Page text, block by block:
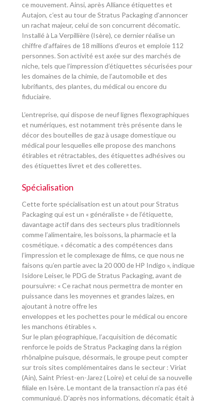
ce mouvement. Ainsi, après Alliance étiquettes et
Autajon, c’est au tour de Stratus Packaging d’annoncer
un rachat majeur, celui de son concurrent décomatic.
Installé à La Verpillière (Isère), ce dernier réalise un
chiffre d’affaires de 18 millions d’euros et emploie 112
personnes. Son activité est axée sur des marchés de
niche, tels que l’impression d’étiquettes sécurisées pour
les domaines de la chimie, de l’automobile et des
lubrifiants, des plantes, du médical ou encore du
fiduciaire.
L’entreprise, qui dispose de neuf lignes flexographiques
et numériques, est notamment très présente dans le
décor des bouteilles de gaz à usage domestique ou
médical pour lesquelles elle propose des manchons
étirables et rétractables, des étiquettes adhésives ou
des étiquettes livret et des collerettes.
Spécialisation
Cette forte spécialisation est un atout pour Stratus
Packaging qui est un « généraliste » de l’étiquette,
davantage actif dans des secteurs plus traditionnels
comme l’alimentaire, les boissons, la pharmacie et la
cosmétique. « décomatic a des compétences dans
l’impression et le complexage de films, ce que nous ne
faisons qu’en partie avec la 20 000 de HP Indigo », indique
Isidore Leiser, le PDG de Stratus Packaging, avant de
poursuivre: « Ce rachat nous permettra de monter en
puissance dans les moyennes et grandes laizes, en
ajoutant à notre offre les
enveloppes et les pochettes pour le médical ou encore
les manchons étirables ».
Sur le plan géographique, l’acquisition de décomatic
renforce le poids de Stratus Packaging dans la région
rhônalpine puisque, désormais, le groupe peut compter
sur trois sites complémentaires dans le secteur : Viriat
(Ain), Saint Priest-en-Jarez ( Loire) et celui de sa nouvelle
filiale en Isère. Le montant de la transaction n’a pas été
communiqué. D’après nos informations, décomatic était à